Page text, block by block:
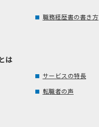
職務経歴書の書き方
は
サービスの特長
転職者の声